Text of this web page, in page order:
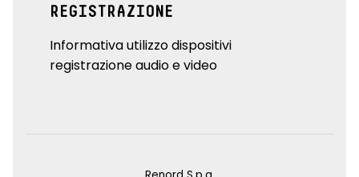
REGISTRAZIONE
Informativa utilizzo dispositivi
registrazione audio e video